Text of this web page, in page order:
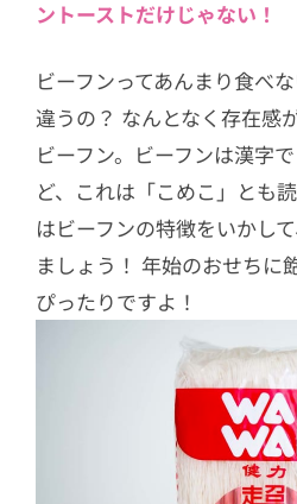
ントーストだけじゃない！
ビーフンってあんまり食べ
違うの？ なんとなく存在感
ビーフン。ビーフンは漢字
ど、これは「こめこ」とも
はビーフンの特徴をいかし
ましょう！ 年始のおせちに
ぴったりですよ！